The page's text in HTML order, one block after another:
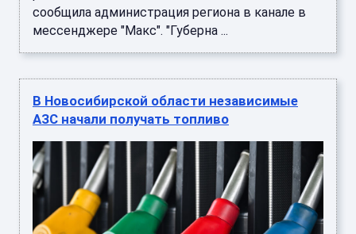
сообщила администрация региона в канале в
мессенджере "Макс". "Губерна ...
В Новосибирской области независимые
АЗС начали получать топливо